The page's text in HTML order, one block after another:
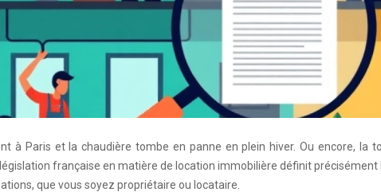
à Paris et la chaudière tombe en panne en plein hiver. Ou encore,
française en matière de location immobilière définit
que vous soyez propriétaire ou locataire.